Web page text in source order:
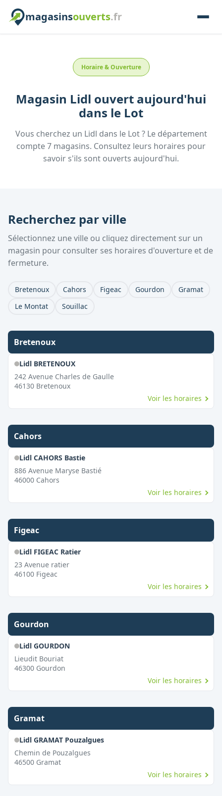
magasinsouverts.fr
Horaire & Ouverture
Magasin Lidl ouvert aujourd'hui
dans le Lot
Vous cherchez un Lidl dans le Lot? Le département
compte7 magasins. Consultez leurs horaires pour
savoir s'ils sont ouverts aujourd'hui.
Recherchez par ville
Sélectionnez une ville ou cliquez directement sur un
magasin pour consulter ses horaires d'ouverture et de
fermeture.
Bretenoux Cahors Figeac Gourdon
Gramat
Le Montat
Souillac
Bretenoux
Lidl BRETENOUX
242 Avenue Charles de Gaulle
46130 Bretenoux
Voir les horaires
Cahors
Lidl CAHORS Bastie
886 Avenue Maryse Bastié
46000 Cahors
Voir les horaires
Figeac
Lidl FIGEAC Ratier
23 Avenue ratier
46100 Figeac
Voir les horaires
Gourdon
Lidl GOURDON
Lieudit Bouriat
46300 Gourdon
Voir les horaires
Gramat
Lidl GRAMAT Pouzalgues
Chemin de Pouzalgues
46500 Gramat
Voir les horaires